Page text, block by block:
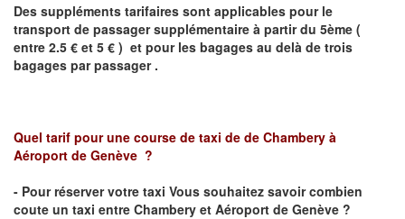
Des suppléments tarifaires sont applicables pour le
transport de passager supplémentaire à partir du 5ème (
entre 2.5 € et 5 € ) et pour les bagages au delà de trois
bagages par passager .
Quel tarif pour une course de taxi de de Chambery à
Aéroport de Genève ?
- Pour réserver votre taxi Vous souhaitez savoir combien
coute un taxi entre Chambery et Aéroport de Genève ?